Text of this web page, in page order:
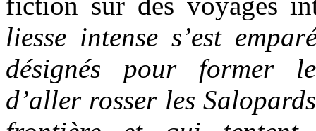
liesse intense s’est
désignés pour former
d’aller rosser les